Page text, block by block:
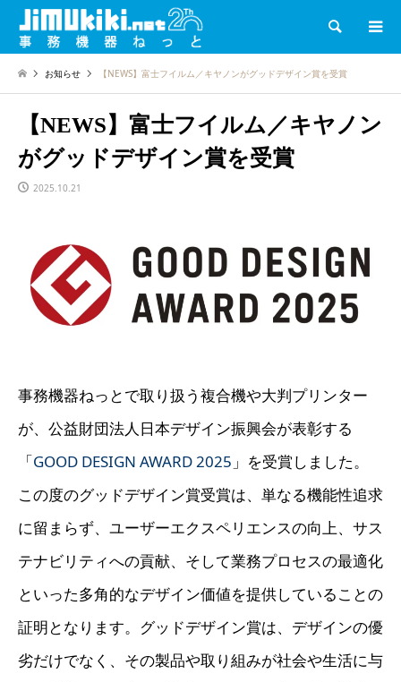
検索
お知らせ 【NEWS】富士フイルム／キヤノンがグッドデザイン賞を受賞
【NEWS】富士フイルム／キヤノン
がグッドデザイン賞を受賞
2025.10.21
事務機器ねっとで取り扱う複合機や大判プリンター
が、公益財団法人日本デザイン振興会が表彰する
「GOOD DESIGN AWARD 2025 」を受賞しました。
この度のグッドデザイン賞受賞は、単なる機能性追求
に留まらず、ユーザーエクスペリエンスの向上、サス
テナビリティへの貢献、そして業務プロセスの最適化
といった多角的なデザイン価値を提供していることの
証明となります。グッドデザイン賞は、デザインの優
劣だけでなく、その製品や取り組みが社会や生活に与